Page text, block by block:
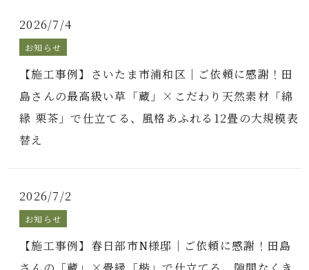
2026/7/4
お知らせ
【施工事例】さいたま市浦和区｜ご依頼に感謝！田
島さんの最高級い草「蔵」×こだわり天然素材「綿
縁 栗茶」で仕立てる、風格あふれる12畳の大規模表
替え
2026/7/2
お知らせ
【施工事例】春日部市N様邸｜ご依頼に感謝！田島